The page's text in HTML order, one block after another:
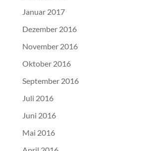
Januar 2017
Dezember 2016
November 2016
Oktober 2016
September 2016
Juli 2016
Juni 2016
Mai 2016